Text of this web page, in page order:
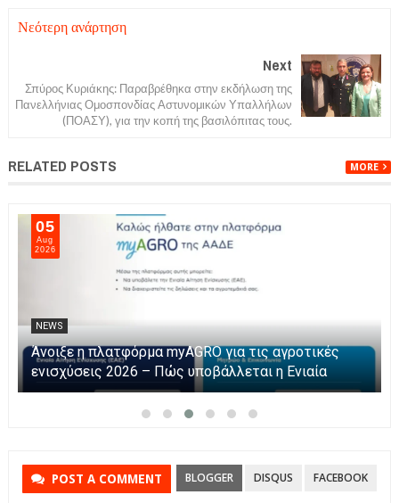
Νεότερη ανάρτηση
Next
Σπύρος Κυριάκης: Παραβρέθηκα στην εκδήλωση της
Πανελλήνιας Ομοσπονδίας Αστυνομικών Υπαλλήλων
(ΠΟΑΣΥ), για την κοπή της βασιλόπιτας τους.
RELATED POSTS MORE
05
Aug
2026
NEWS
Άνοιξε η πλατφόρμα myAGRO για τις αγροτικές
ενισχύσεις 2026 – Πώς υποβάλλεται η Ενιαία
Αίτηση Ενίσχυσης
POST A COMMENT BLOGGER DISQUS FACEBOOK